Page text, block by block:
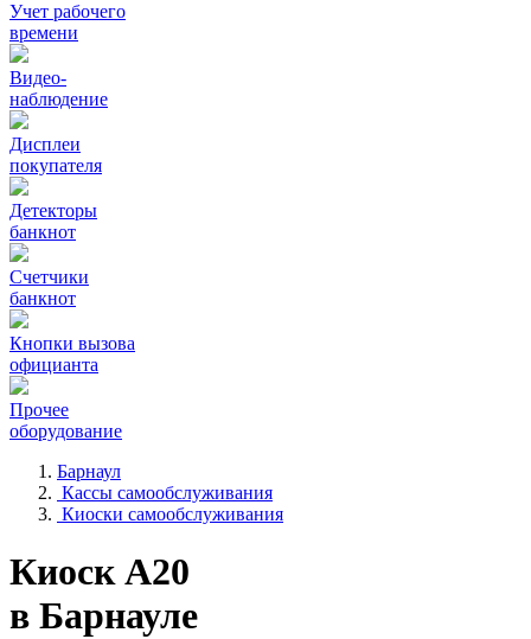
Учет рабочего
времени
Видео‑
наблюдение
Дисплеи
покупателя
Детекторы
банкнот
Счетчики
банкнот
Кнопки вызова
официанта
Прочее
оборудование
Барнаул
Кассы самообслуживания
Киоски самообслуживания
Киоск А20
в Барнауле